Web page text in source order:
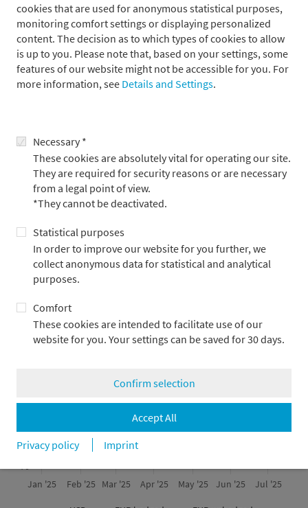
cookies that are used for anonymous statistical purposes,
monitoring comfort settings or displaying personalized
content. The decision as to which types of cookies to allow
is up to you. Please note that, based on your settings, some
features of our website might not be accessible for you. For
more information, see Details and Settings.
Necessary *
These cookies are absolutely vital for operating our site.
They are required for security reasons or are necessary
from a legal point of view.
*They cannot be deactivated.
Statistical purposes
In order to improve our website for you further, we
collect anonymous data for statistical and analytical
purposes.
Comfort
These cookies are intended to facilitate use of our
website for you. Your settings can be saved for 30 days.
Confirm selection
Accept All
Privacy policy
Imprint
Währungsabsicherung unseres Erachtens nicht förderlich, da
sie über einen langen Anlagehorizont sehr teuer sein kann. Das
heißt, die Kosten der Absicherung übersteigen meist die
Vorteile eines dadurch stabilisierten Wechselkurses. So liegt
zum Beispiel die Wertentwicklung des US-Aktienmarkts über
die vergangenen zehn Jahre in USD bei 237 %, in EUR
Abb. 5 rechts). Wird der Betrachtungszeitraum auf die
vergangenen 20 Jahre erweitert, vergrößert sich der
Renditeabstand aufgrund des Zinseszinseffekts sogar
nochmals.
Abb. 5: Währungsabsicherungen kurz- und langfristig
Entwicklung* des US-Aktienmarkts seit Jahresbeginn
Indexiert; 100 = 31. Dezember 2024
Jan '25 Feb '25 Mar '25 Apr '25 May '25 Jun '25 Jul '25
70